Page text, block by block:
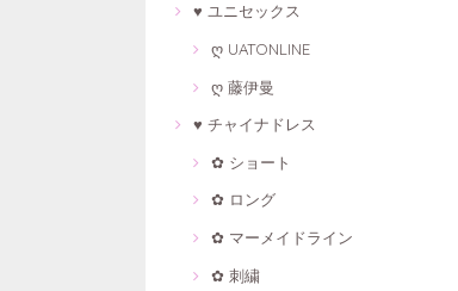
♥ ユニセックス
ღ UATONLINE
ღ 藤伊曼
♥ チャイナドレス
✿ ショート
✿ ロング
✿ マーメイドライン
✿ 刺繍